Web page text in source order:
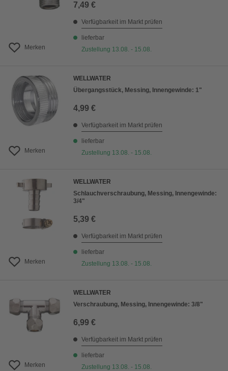
Merken
7,49 €
Verfügbarkeit im Markt prüfen
lieferbar
Zustellung 13.08. - 15.08.
Merken
WELLWATER
Übergangsstück, Messing, Innengewinde: 1"
4,99 €
Verfügbarkeit im Markt prüfen
lieferbar
Zustellung 13.08. - 15.08.
Merken
WELLWATER
Schlauchverschraubung, Messing, Innengewinde:
3/4"
5,39 €
Verfügbarkeit im Markt prüfen
lieferbar
Zustellung 13.08. - 15.08.
Merken
WELLWATER
Verschraubung, Messing, Innengewinde: 3/8"
6,99 €
Verfügbarkeit im Markt prüfen
lieferbar
Zustellung 13.08. - 15.08.